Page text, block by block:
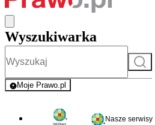
Wyszukiwarka
Szukaj
Moje Prawo.pl
- rejestracja i logowanie do serwisu
Nasze serwisy